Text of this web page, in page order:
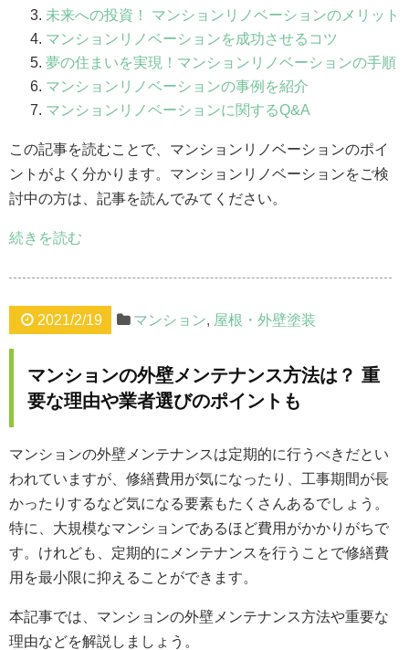
未来への投資！ マンションリノベーションのメリット
マンションリノベーションを成功させるコツ
夢の住まいを実現！マンションリノベーションの手順
マンションリノベーションの事例を紹介
マンションリノベーションに関するQ&A
この記事を読むことで、マンションリノベーションのポイ
ントがよく分かります。マンションリノベーションをご検
討中の方は、記事を読んでみてください。
続きを読む
2021/2/19 マンション, 屋根・外壁塗装
マンションの外壁メンテナンス方法は？ 重
要な理由や業者選びのポイントも
マンションの外壁メンテナンスは定期的に行うべきだとい
われていますが、修繕費用が気になったり、工事期間が長
かったりするなど気になる要素もたくさんあるでしょう。
特に、大規模なマンションであるほど費用がかかりがちで
す。けれども、定期的にメンテナンスを行うことで修繕費
用を最小限に抑えることができます。
本記事では、マンションの外壁メンテナンス方法や重要な
理由などを解説しましょう。